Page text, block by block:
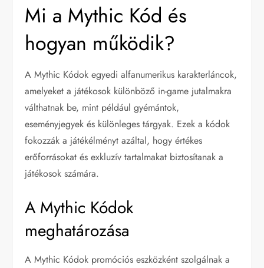
Mi a Mythic Kód és
hogyan működik?
A Mythic Kódok egyedi alfanumerikus karakterláncok,
amelyeket a játékosok különböző in-game jutalmakra
válthatnak be, mint például gyémántok,
eseményjegyek és különleges tárgyak. Ezek a kódok
fokozzák a játékélményt azáltal, hogy értékes
erőforrásokat és exkluzív tartalmakat biztosítanak a
játékosok számára.
A Mythic Kódok
meghatározása
A Mythic Kódok promóciós eszközként szolgálnak a